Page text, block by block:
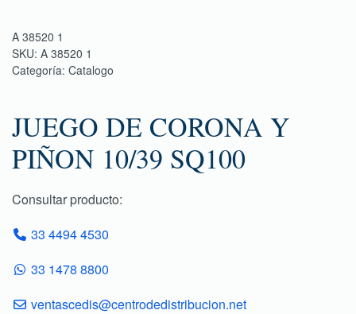
A 38520 1
SKU: A 38520 1
Categoría: Catalogo
JUEGO DE CORONA Y
PIÑON 10/39 SQ100
Consultar producto:
33 4494 4530
33 1478 8800
ventascedis@centrodedistribucion.net